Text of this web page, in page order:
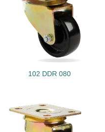
102 DDR 080